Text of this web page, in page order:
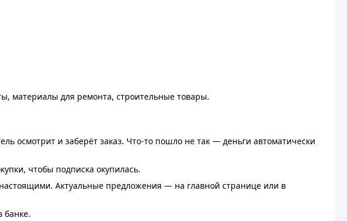
материалы для ремонта, строительные товары.
осмотрит и заберёт заказ. Что-то пошло не так — деньги автоматически
чтобы подписка окупилась.
Актуальные предложения — на главной странице или в
банке.